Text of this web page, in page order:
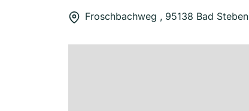
Froschbachweg , 95138 Bad Steben